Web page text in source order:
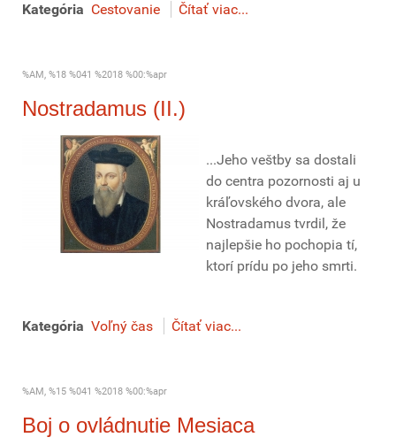
Kategória Cestovanie Čítať viac...
%AM, %18 %041 %2018 %00:%apr
Nostradamus (II.)
...Jeho veštby sa dostali
do centra pozornosti aj u
kráľovského dvora, ale
Nostradamus tvrdil, že
najlepšie ho pochopia tí,
ktorí prídu po jeho smrti.
Kategória Voľný čas Čítať viac...
%AM, %15 %041 %2018 %00:%apr
Boj o ovládnutie Mesiaca